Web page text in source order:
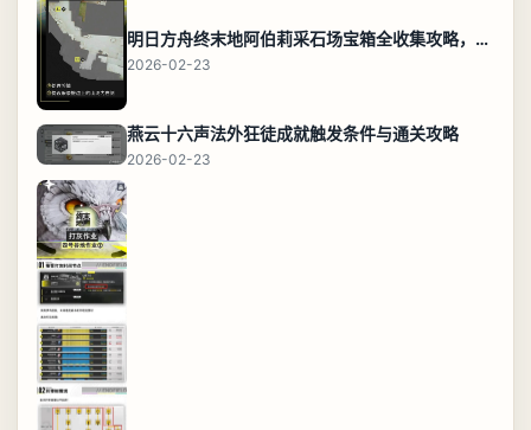
明日方舟终末地阿伯莉采石场宝箱全收集攻略，全点位分布图与路线
2026-02-23
燕云十六声法外狂徒成就触发条件与通关攻略
2026-02-23